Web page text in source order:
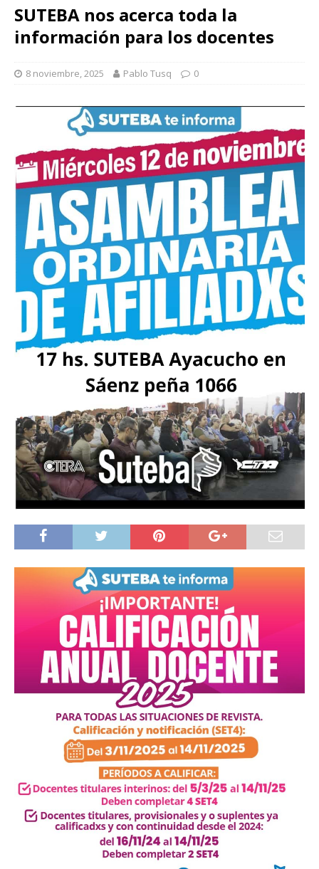
SUTEBA nos acerca toda la
información para los docentes
8 noviembre, 2025 Pablo Tusq 0